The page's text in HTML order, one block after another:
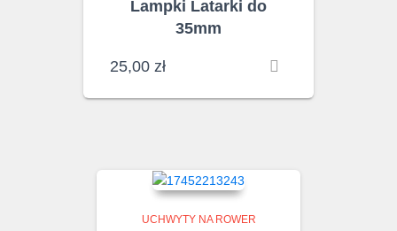
Lampki Latarki do
35mm
25,00 zł
UCHWYTY NA ROWER